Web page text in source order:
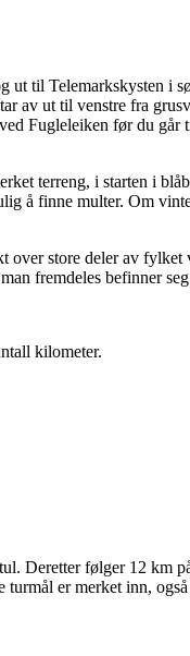
til Telemarkskysten i
ut til venstre fra
Fugleleiken før du
terreng, i starten i
å finne multer. Om
store deler av
fremdeles befinner
kilometer.
Deretter følger 12 km
er merket inn,